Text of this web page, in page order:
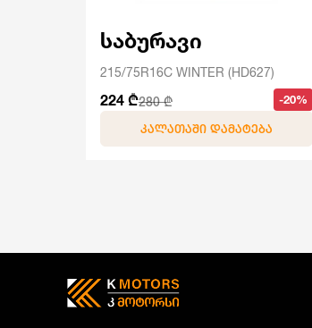
საბურავი
215/75R16C WINTER (HD627)
224 ₾280 ₾ -20%
ᲙᲐᲚᲐᲗᲐᲨᲘ ᲓᲐᲛᲐᲢᲔᲑᲐ